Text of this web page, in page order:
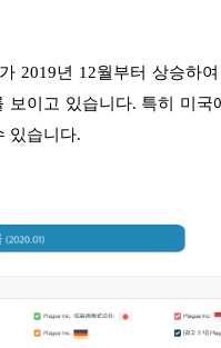
2019년 12월부터 상승하여
보이고 있습니다. 특히 미국
있습니다.